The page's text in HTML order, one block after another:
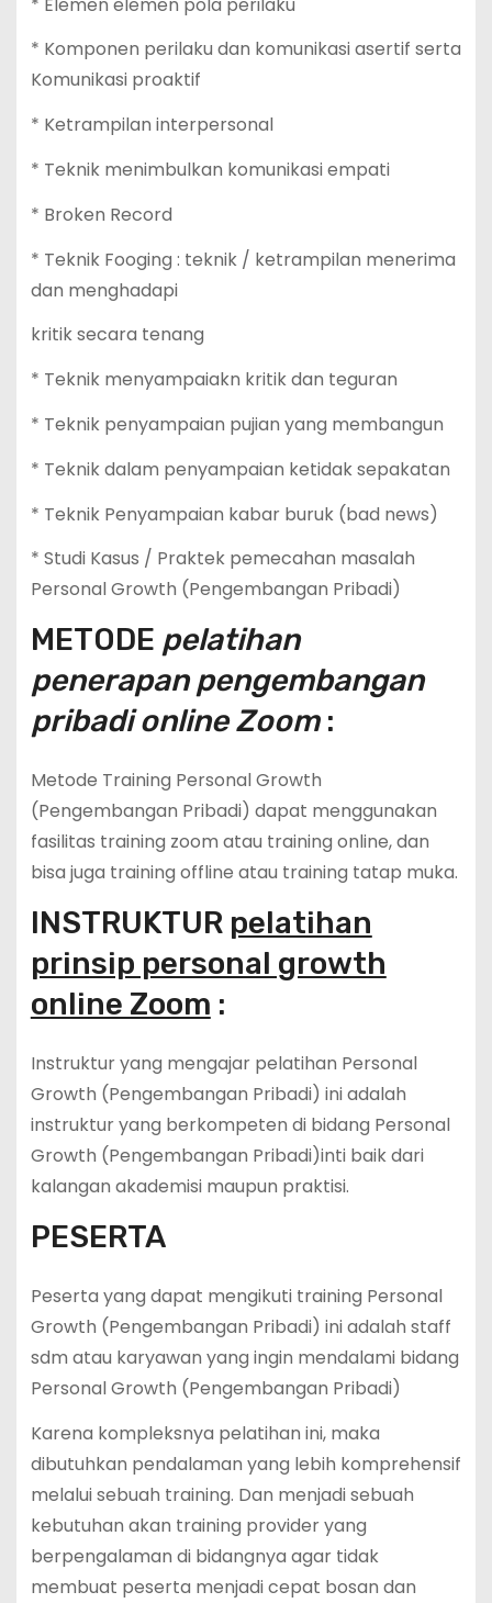
* Komponen perilaku dan komunikasi asertif serta
Komunikasi proaktif
* Ketrampilan interpersonal
* Teknik menimbulkan komunikasi empati
* Broken Record
* Teknik Fooging : teknik / ketrampilan menerima
dan menghadapi
kritik secara tenang
* Teknik menyampaiakn kritik dan teguran
* Teknik penyampaian pujian yang membangun
* Teknik dalam penyampaian ketidak sepakatan
* Teknik Penyampaian kabar buruk (bad news)
* Studi Kasus / Praktek pemecahan masalah
Personal Growth (Pengembangan Pribadi)
METODE pelatihan
penerapan pengembangan
pribadi online Zoom:
Metode Training Personal Growth
(Pengembangan Pribadi) dapat menggunakan
fasilitas training zoom atau training online, dan
bisa juga training offline atau training tatap muka.
INSTRUKTUR pelatihan
prinsip personal growth
online Zoom :
Instruktur yang mengajar pelatihan Personal
Growth (Pengembangan Pribadi) ini adalah
instruktur yang berkompeten di bidang Personal
Growth (Pengembangan Pribadi)inti baik dari
kalangan akademisi maupun praktisi.
PESERTA
Peserta yang dapat mengikuti training Personal
Growth (Pengembangan Pribadi) ini adalah staff
sdm atau karyawan yang ingin mendalami bidang
Personal Growth (Pengembangan Pribadi)
Karena kompleksnya pelatihan ini, maka
dibutuhkan pendalaman yang lebih komprehensif
melalui sebuah training. Dan menjadi sebuah
kebutuhan akan training provider yang
berpengalaman di bidangnya agar tidak
membuat peserta menjadi cepat bosan dan